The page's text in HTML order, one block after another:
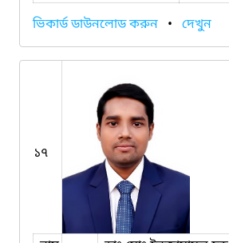
ভিকার্ড ডাউনলোড করুন • দেখুন
১৭